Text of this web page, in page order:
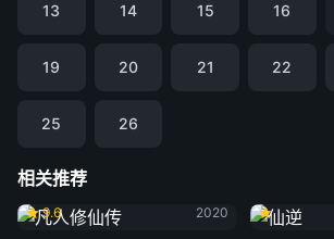
13 14 15 16
19 20 21 22
25 26
相关推荐
凡人修仙传
9.6
2020
剑来 第二季
吞噬星空 合集